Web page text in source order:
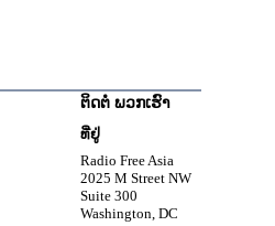
ຕິດຕໍ່ ພວກເຮົາ
ທີ່ຢູ່
Radio Free Asia
2025 M Street NW
Suite 300
Washington, DC